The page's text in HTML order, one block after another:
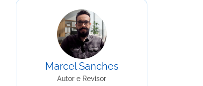
Marcel Sanches
Autor e Revisor